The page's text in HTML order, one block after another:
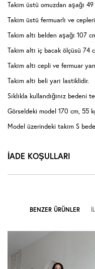
Takım üstü omuzdan aşağı
Takım üstü fermuarlı ve
Takım altı belden aşağı 107
Takım altı iç bacak ölçüsü 74
Takım altı cepli ve fermuar
Takım altı beli yarı lastiklidir.
Sıklıkla kullandığınız bedeni
Görseldeki model 170 cm, 55
Model üzerindeki takım S
İADE KOŞULLARI
BENZER ÜRÜNLER